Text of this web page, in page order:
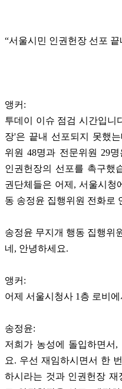
“서울시민 인권헌장 선포
앵커:
투데이 이슈 점검 시간입니
장'은 끝내 선포되지 못했
위원 48명과 전문위원 29
인권헌장의 선포를 촉구했
권단체들은 어제, 서울시청
동 송정윤 집행위원 전화로
송정윤 무지개 행동 집행위
네, 안녕하세요.
앵커:
어제 서울시청사 1층 로비
송정윤:
저희가 농성에 돌입하면서,
요. 우선 재임하시면서 한
하시라는 것과 인권헌장 재